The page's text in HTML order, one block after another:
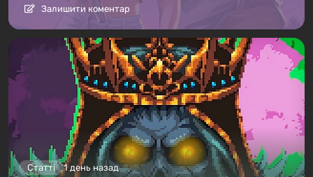
Залишити коментар
Статті 1 день назад